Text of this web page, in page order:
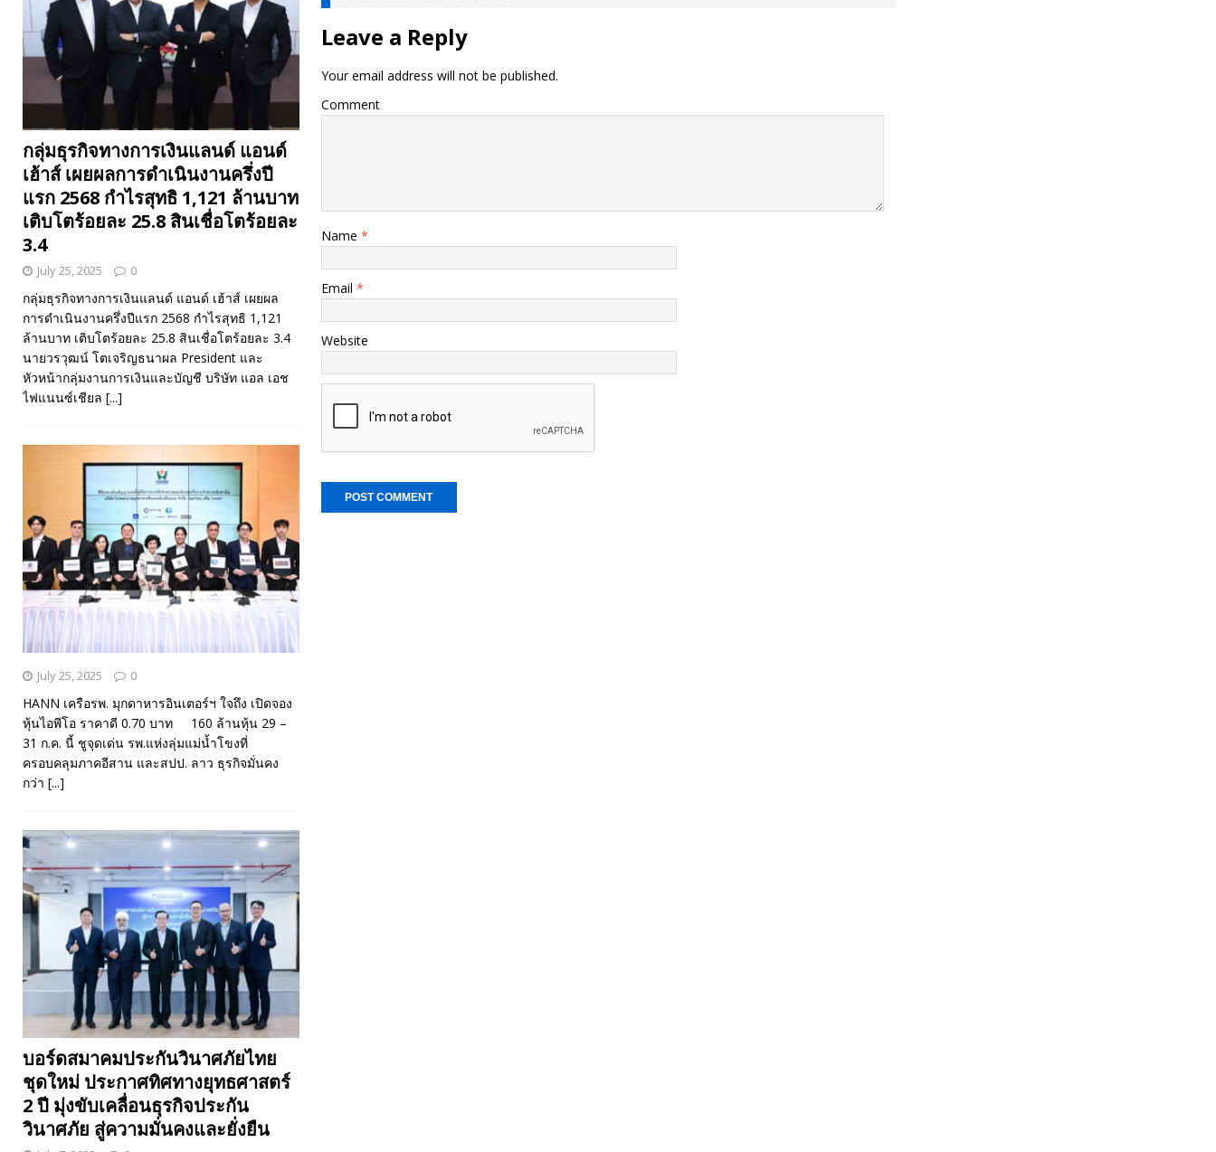
Leave a Reply
Your email address will not be published.
Comment
Name *
Email *
Website
กลุ่มธุรกิจทางการเงินแลนด์ แอนด์
เฮ้าส์ เผยผลการดำเนินงานครึ่งปี
แรก 2568 กำไรสุทธิ 1,121 ล้านบาท
เติบโตร้อยละ 25.8 สินเชื่อโตร้อยละ
3.4
July 25, 2025 0
กลุ่มธุรกิจทางการเงินแลนด์ แอนด์ เฮ้าส์ เผยผล
การดำเนินงานครึ่งปีแรก 2568 กำไรสุทธิ 1,121
ล้านบาท เติบโตร้อยละ 25.8 สินเชื่อโตร้อยละ 3.4
นายวรวุฒน์ โตเจริญธนาผล President และ
หัวหน้ากลุ่มงานการเงินและบัญชี บริษัท แอล เอช
ไฟแนนซ์เชียล [...]
July 25, 2025 0
HANN เครือรพ. มุกดาหารอินเตอร์ฯ ใจถึง เปิดจอง
หุ้นไอพีโอ ราคาดี 0.70 บาท 160 ล้านหุ้น 29 –
31 ก.ค. นี้ ชูจุดเด่น รพ.แห่งลุ่มแม่น้ำโขงที่
ครอบคลุมภาคอีสาน และสปป. ลาว ธุรกิจมั่นคง
กว่า [...]
บอร์ดสมาคมประกันวินาศภัยไทย
ชุดใหม่ ประกาศทิศทางยุทธศาสตร์
2 ปี มุ่งขับเคลื่อนธุรกิจประกัน
วินาศภัย สู่ความมั่นคงและยั่งยืน